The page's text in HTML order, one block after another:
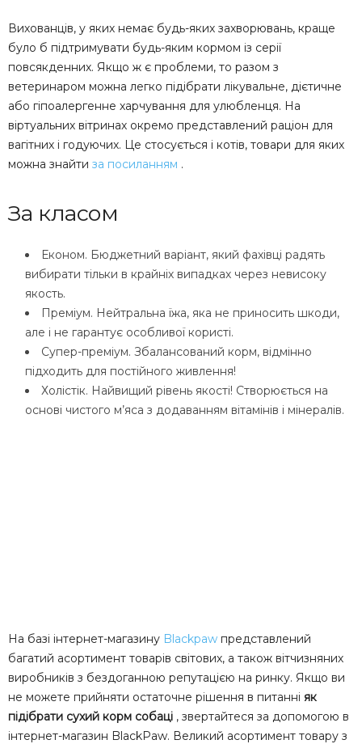
Вихованців, у яких немає будь-яких захворювань, краще
було б підтримувати будь-яким кормом із серії
повсякденних. Якщо ж є проблеми, то разом з
ветеринаром можна легко підібрати лікувальне, дієтичне
або гіпоалергенне харчування для улюбленця. На
віртуальних вітринах окремо представлений раціон для
вагітних і годуючих. Це стосується і котів, товари для яких
можна знайти за посиланням .
За класом
Економ. Бюджетний варіант, який фахівці радять
вибирати тільки в крайніх випадках через невисоку
якость.
Преміум. Нейтральна їжа, яка не приносить шкоди,
але і не гарантує особливої користі.
Супер-преміум. Збалансований корм, відмінно
підходить для постійного живлення!
Холістік. Найвищий рівень якості! Створюється на
основі чистого м’яса з додаванням вітамінів і мінералів.
На базі інтернет-магазину Blackpaw представлений
багатий асортимент товарів світових, а також вітчизняних
виробників з бездоганною репутацією на ринку. Якщо ви
не можете прийняти остаточне рішення в питанні як
підібрати сухий корм собаці , звертайтеся за допомогою в
інтернет-магазин BlackPaw. Великий асортимент товару з